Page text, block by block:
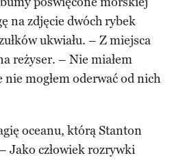
na zdjęcie dwóch rybek
ukwiału. – Z miejsca
reżyser. – Nie miałem
nie mogłem oderwać od nich
oceanu, którą Stanton
Jako człowiek rozrywki